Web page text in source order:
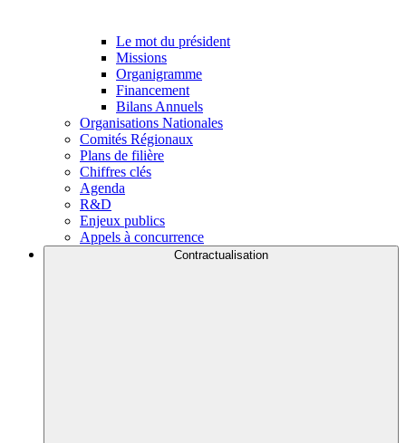
Le mot du président
Missions
Organigramme
Financement
Bilans Annuels
Organisations Nationales
Comités Régionaux
Plans de filière
Chiffres clés
Agenda
R&D
Enjeux publics
Appels à concurrence
Contractualisation